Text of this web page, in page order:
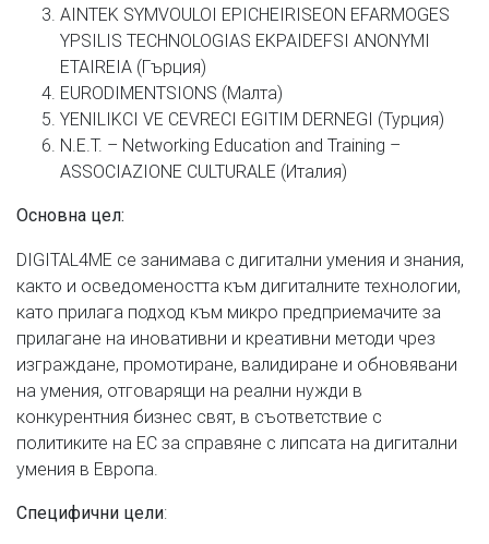
AINTEK SYMVOULOI EPICHEIRISEON EFARMOGES
YPSILIS TECHNOLOGIAS EKPAIDEFSI ANONYMI
ETAIREIA (Гърция)
EURODIMENTSIONS (Малта)
YENILIKCI VE CEVRECI EGITIM DERNEGI (Турция)
N.E.T. – Networking Education and Training –
ASSOCIAZIONE CULTURALE (Италия)
Основна цел:
DIGITAL4ME се занимава с дигитални умения и знания,
както и осведомеността към дигиталните технологии,
като прилага подход към микро предприемачите за
прилагане на иновативни и креативни методи чрез
изграждане, промотиране, валидиране и обновявани
на умения, отговарящи на реални нужди в
конкурентния бизнес свят, в съответствие с
политиките на ЕС за справяне с липсата на дигитални
умения в Европа.
Специфични цели: